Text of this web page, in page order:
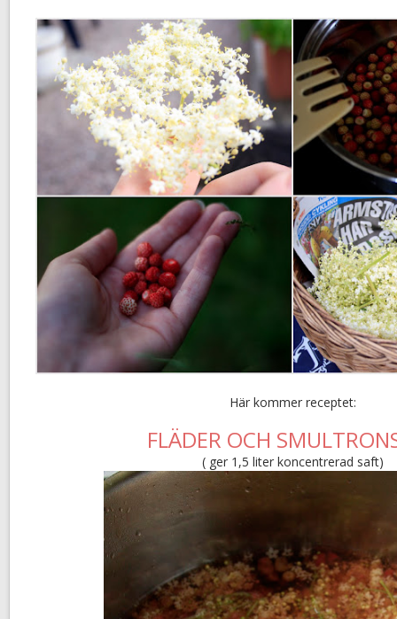
Här kommer receptet:
FLÄDER OCH
( ger 1,5 liter koncentrerad saft)